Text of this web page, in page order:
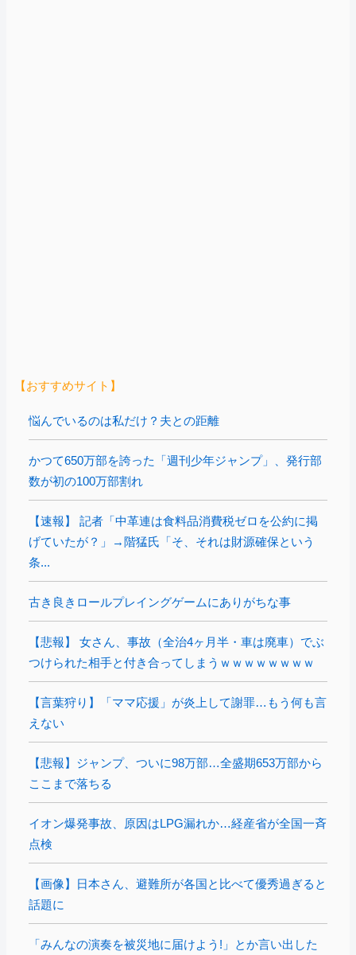
【おすすめサイト】
悩んでいるのは私だけ？夫との距離
かつて650万部を誇った「週刊少年ジャンプ」、発行部
数が初の100万部割れ
【速報】 記者「中革連は食料品消費税ゼロを公約に掲
げていたが？」→階猛氏「そ、それは財源確保という
条...
古き良きロールプレイングゲームにありがちな事
【悲報】 女さん、事故（全治4ヶ月半・車は廃車）でぶ
つけられた相手と付き合ってしまうｗｗｗｗｗｗｗｗ
【言葉狩り】「ママ応援」が炎上して謝罪…もう何も言
えない
【悲報】ジャンプ、ついに98万部…全盛期653万部から
ここまで落ちる
イオン爆発事故、原因はLPG漏れか…経産省が全国一斉
点検
【画像】日本さん、避難所が各国と比べて優秀過ぎると
話題に
「みんなの演奏を被災地に届けよう!」とか言い出した